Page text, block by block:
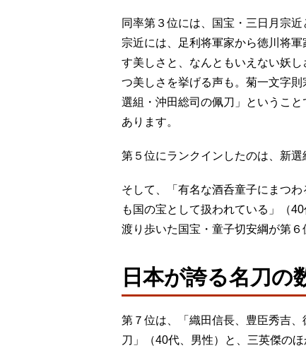
同率第３位には、国宝・三日月宗
宗近には、足利将軍家から徳川将
す美しさと、なんともいえない妖
つ美しさを挙げる声も。菊一文字
選組・沖田総司の佩刀」というこ
あります。
第５位にランクインしたのは、新選
そして、「有名な酒呑童子にまつ
も国の宝として扱われている」（
渡り歩いた国宝・童子切安綱が第６
日本が誇る名刀の
第７位は、「織田信長、豊臣秀吉
刀」（40代、男性）と、三英傑の